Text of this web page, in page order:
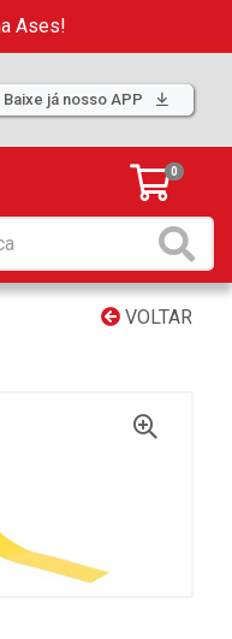
Ases!
Baixe já nosso APP
0
VOLTAR